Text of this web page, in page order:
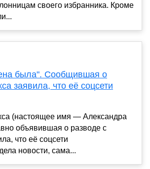
своего избранника. Кроме
была". Сообщившая о
заявила, что её соцсети
(настоящее имя — Александра
объявившая о разводе с
что её соцсети
новости, сама...